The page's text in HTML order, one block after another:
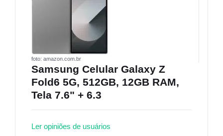
foto: amazon.com.br
Samsung Celular Galaxy Z
Fold6 5G, 512GB, 12GB RAM,
Tela 7.6" + 6.3
Ler opiniões de usuários